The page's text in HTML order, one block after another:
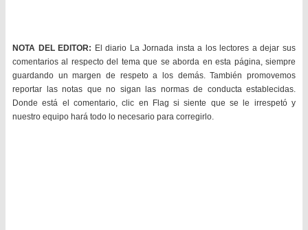
NOTA DEL EDITOR: El diario La Jornada insta a los lectores a dejar sus
comentarios al respecto del tema que se aborda en esta página, siempre
guardando un margen de respeto a los demás. También promovemos
reportar las notas que no sigan las normas de conducta establecidas.
Donde está el comentario, clic en Flag si siente que se le irrespetó y
nuestro equipo hará todo lo necesario para corregirlo.